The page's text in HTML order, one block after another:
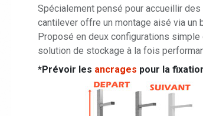
Spécialement pensé pour accueillir
cantilever offre un montage aisé via un
Proposé en deux configurations
solution de stockage à la fois
*Prévoir les ancrages pour la